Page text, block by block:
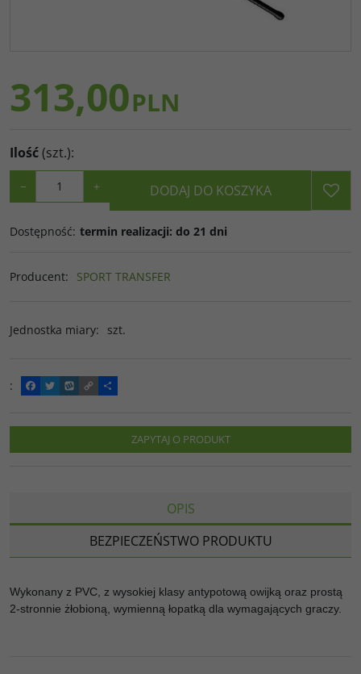
313,00PLN
Ilość(szt.):
− + DODAJ DO KOSZYKA
Dostępność: termin realizacji: do 21 dni
Producent: SPORT TRANSFER
Jednostka miary: szt.
:
F
a
e
o
T
w
t
e
W
y
o
C
o
y
i
P
o
z
e
ZAPYTAJ O PRODUKT
OPIS
BEZPIECZEŃSTWO PRODUKTU
Wykonany z PVC, z wysokiej klasy antypotową owijką oraz prostą
2-stronnie żłobioną, wymienną łopatką dla wymagających graczy.